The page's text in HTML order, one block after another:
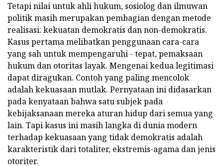
Tetapi nilai untuk ahli hukum, sosiolog dan ilmuwan
politik masih merupakan pembagian dengan metode
realisasi: kekuatan demokratis dan non-demokratis.
Kasus pertama melibatkan penggunaan cara-cara
yang sah untuk mempengaruhi - tepat, pemaksaan
hukum dan otoritas layak. Mengenai kedua legitimasi
dapat diragukan. Contoh yang paling mencolok
adalah kekuasaan mutlak. Pernyataan ini didasarkan
pada kenyataan bahwa satu subjek pada
kebijaksanaan mereka aturan hidup dari semua yang
lain. Tapi kasus ini masih langka di dunia modern
terhadap kekuasaan yang tidak demokratis adalah
karakteristik dari totaliter, ekstremis-agama dan jenis
otoriter.